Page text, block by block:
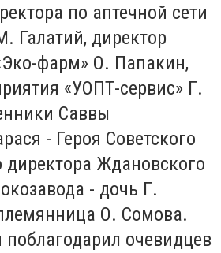
по аптечной сети
Галатий, директор
фарм» О. Папакин,
«УОПТ-сервис» Г.
Саввы
- Героя Советского
Ждановского
- дочь Г.
О. Сомова.
очевидцев